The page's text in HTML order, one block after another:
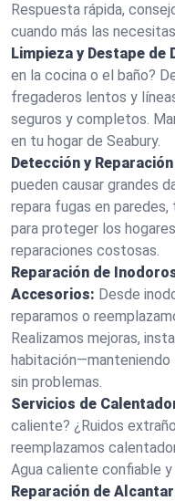
Respuesta rápida,
cuando más las
Limpieza y Destape de
en la cocina o el baño?
fregaderos lentos y
seguros y completos.
en tu hogar de Seabury.
Detección y
pueden causar grandes
repara fugas en
para proteger los
reparaciones costosas.
Reparación de
Accesorios: Desde
reparamos o
Realizamos mejoras,
habitación—manteniendo
sin problemas.
Servicios de
caliente? ¿Ruidos
reemplazamos
Agua caliente confiable
Reparación de